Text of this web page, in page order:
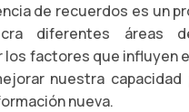
de recuerdos es un
diferentes áreas
los factores que influyen
nuestra
nueva.